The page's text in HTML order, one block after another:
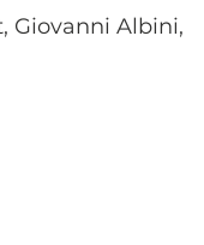
Giovanni Albini,